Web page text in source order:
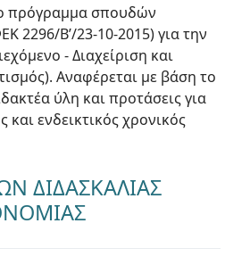
πρόγραμμα σπουδών
2296/Β’/23-10-2015) για την
- Διαχείριση και
Αναφέρεται με βάση το
ύλη και προτάσεις για
και ενδεικτικός χρονικός
ΔΙΔΑΣΚΑΛΙΑΣ